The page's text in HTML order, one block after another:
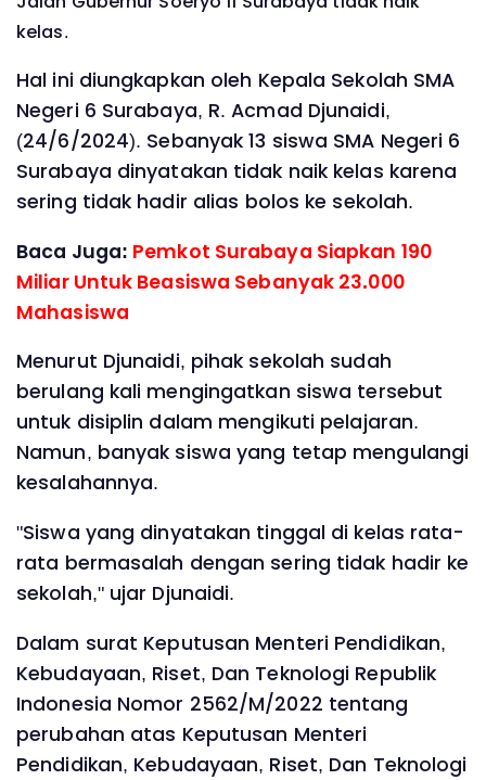
kelas.
Hal ini diungkapkan oleh Kepala Sekolah SMA
Negeri 6 Surabaya, R. Acmad Djunaidi,
(24/6/2024). Sebanyak 13 siswa SMA Negeri 6
Surabaya dinyatakan tidak naik kelas karena
sering tidak hadir alias bolos ke sekolah.
Baca Juga: Pemkot Surabaya Siapkan 190
Miliar Untuk Beasiswa Sebanyak 23.000
Mahasiswa
Menurut Djunaidi, pihak sekolah sudah
berulang kali mengingatkan siswa tersebut
untuk disiplin dalam mengikuti pelajaran.
Namun, banyak siswa yang tetap mengulangi
kesalahannya.
"Siswa yang dinyatakan tinggal di kelas rata-
rata bermasalah dengan sering tidak hadir ke
sekolah," ujar Djunaidi.
Dalam surat Keputusan Menteri Pendidikan,
Kebudayaan, Riset, Dan Teknologi Republik
Indonesia Nomor 2562/M/2022 tentang
perubahan atas Keputusan Menteri
Pendidikan, Kebudayaan, Riset, Dan Teknologi